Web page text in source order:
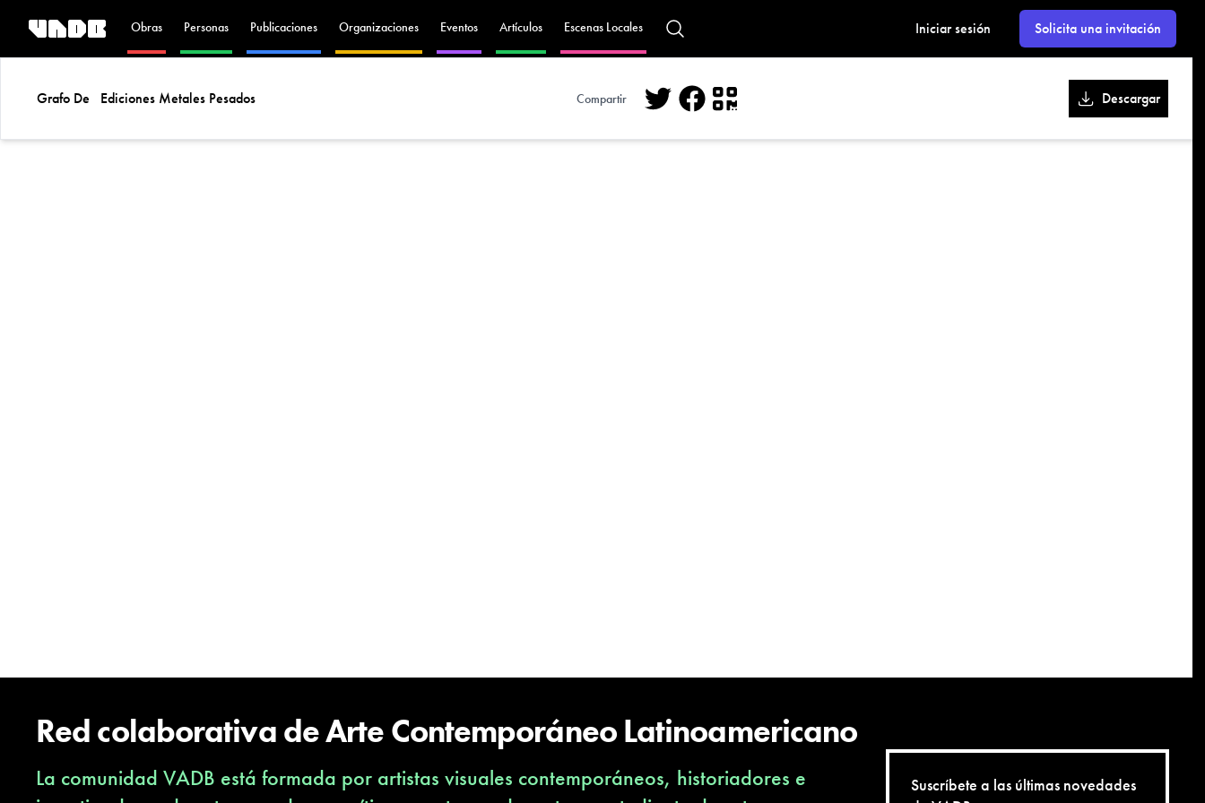
Obras Personas Publicaciones Organizaciones Eventos Artículos Escenas Locales Iniciar sesión Solicita una invitación
Grafo De Ediciones Metales Pesados Compartir Descargar
Red colaborativa de Arte Contemporáneo Latinoamericano
La comunidad VADB está formada por artistas visuales contemporáneos, historiadores e
Suscríbete a las últimas novedades